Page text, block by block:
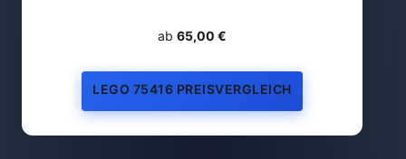
ab 65,00 €
LEGO 75416 PREISVERGLEICH